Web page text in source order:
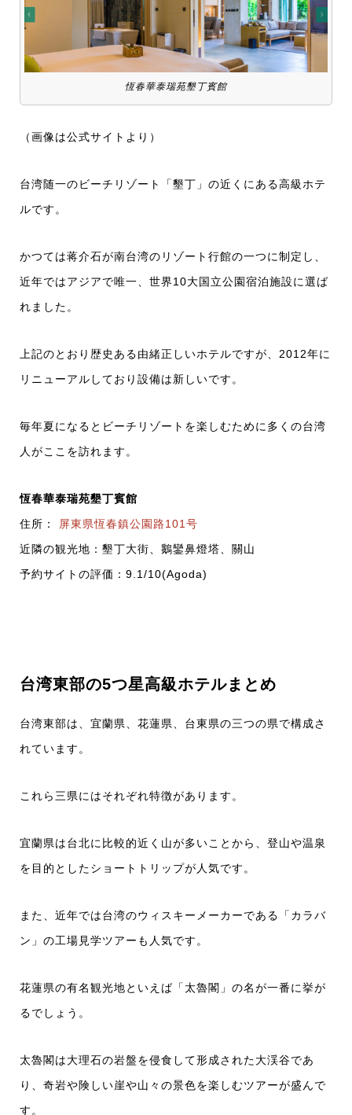
恆春華泰瑞苑墾丁賓館
（画像は公式サイトより）
台湾随一のビーチリゾート「墾丁」の近くにある高級ホテ
ルです。
かつては蒋介石が南台湾のリゾート行館の一つに制定し、
近年ではアジアで唯一、世界10大国立公園宿泊施設に選ば
れました。
上記のとおり歴史ある由緒正しいホテルですが、2012年に
リニューアルしており設備は新しいです。
毎年夏になるとビーチリゾートを楽しむために多くの台湾
人がここを訪れます。
恆春華泰瑞苑墾丁賓館
住所：
屏東県恆春鎮公園路101号
近隣の観光地：墾丁大街、鵝鑾鼻燈塔、關山
予約サイトの評価：9.1/10(Agoda)
台湾東部の5つ星高級ホテルまとめ
台湾東部は、宜蘭県、花蓮県、台東県の三つの県で構成さ
れています。
これら三県にはそれぞれ特徴があります。
宜蘭県は台北に比較的近く山が多いことから、登山や温泉
を目的としたショートトリップが人気です。
また、近年では台湾のウィスキーメーカーである「カラバ
ン」の工場見学ツアーも人気です。
花蓮県の有名観光地といえば「太魯閣」の名が一番に挙が
るでしょう。
太魯閣は大理石の岩盤を侵食して形成された大渓谷であ
り、奇岩や険しい崖や山々の景色を楽しむツアーが盛んで
す。